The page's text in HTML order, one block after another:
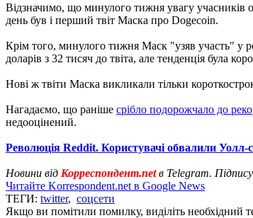
Відзначимо, що минулого тижня увагу учасників
день був і перший твіт Маска про Dogecoin.
Крім того, минулого тижня Маск "узяв участь" у
доларів з 32 тисяч до твіта, але тенденція була
Нові ж твіти Маска викликали тільки
Нагадаємо, що раніше срібло подорожчало до
недооцінений.
Революція Reddit. Користувачі обвалили Уолл-
Новини від Корреспондент.netв Telegram.
Читайте Korrespondent.net в Google News
ТЕГИ: twitter, соцсети
Якщо ви помітили помилку, виділіть необхідний